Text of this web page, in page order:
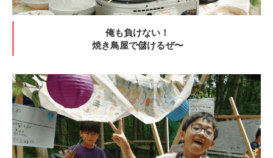
俺も負けない！
焼き鳥屋で儲けるぜ〜